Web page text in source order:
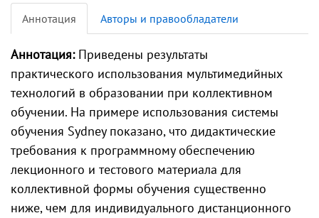
Аннотация Авторы и правообладатели
Аннотация:Приведены результаты
практического использования мультимедийных
технологий в образовании при коллективном
обучении. На примере использования системы
обучения Sydney показано, что дидактические
требования к программному обеспечению
лекционного и тестового материала для
коллективной формы обучения существенно
ниже, чем для индивидуального дистанционного